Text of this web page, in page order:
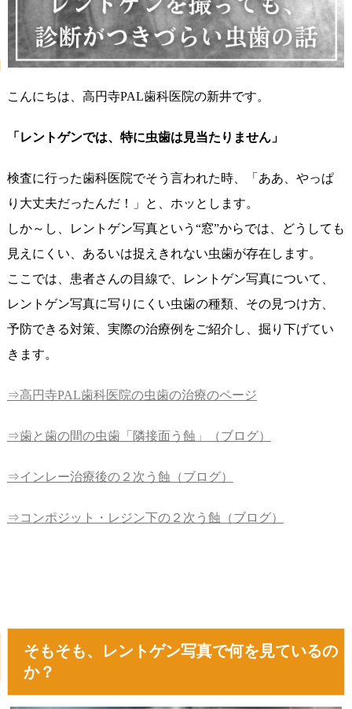
こんにちは、高円寺PAL歯科医院の新井です。
「レントゲンでは、特に虫歯は見当たりません」
検査に行った歯科医院でそう言われた時、「ああ、やっぱ
り大丈夫だったんだ！」と、ホッとします。
しか～し、レントゲン写真という“窓”からでは、どうしても
見えにくい、あるいは捉えきれない虫歯が存在します。
ここでは、患者さんの目線で、レントゲン写真について、
レントゲン写真に写りにくい虫歯の種類、その見つけ方、
予防できる対策、実際の治療例をご紹介し、掘り下げてい
きます。
⇒高円寺PAL歯科医院の虫歯の治療のページ
⇒歯と歯の間の虫歯「隣接面う蝕」（ブログ）
⇒インレー治療後の２次う蝕（ブログ）
⇒コンポジット・レジン下の２次う蝕（ブログ）
そもそも、レントゲン写真で何を見ているの
か？